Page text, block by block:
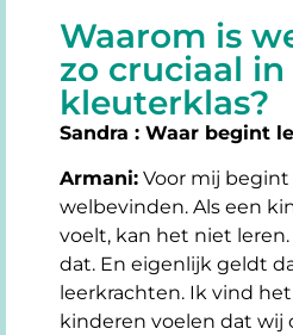
Waarom is
zo cruciaal in
kleuterklas?
Sandra : Waar begint
Armani: Voor mij begint
welbevinden. Als een
voelt, kan het niet leren.
dat. En eigenlijk geldt
leerkrachten. Ik vind
kinderen voelen dat wij